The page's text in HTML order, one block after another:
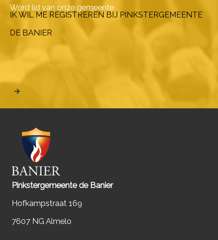
Word lid van onze gemeente
IK WIL ME REGISTREREN BIJ PINKSTERGEMEENTE
DE BANIER
Pinkstergemeente de Banier
Hofkampstraat 169
7607 NG Almelo